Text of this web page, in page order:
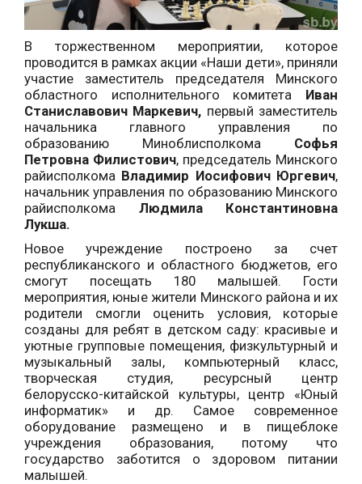
В торжественном мероприятии, которое
проводится в рамках акции «Наши дети», приняли
участие заместитель председателя Минского
областного исполнительного комитета Иван
Станиславович Маркевич, первый заместитель
начальника главного управления по
образованию Миноблисполкома Софья
Петровна Филистович, председатель Минского
райисполкома Владимир Иосифович Юргевич,
начальник управления по образованию Минского
райисполкома Людмила Константиновна
Лукша.
Новое учреждение построено за счет
республиканского и областного бюджетов, его
смогут посещать 180 малышей. Гости
мероприятия, юные жители Минского района и их
родители смогли оценить условия, которые
созданы для ребят в детском саду: красивые и
уютные групповые помещения, физкультурный и
музыкальный залы, компьютерный класс,
творческая студия, ресурсный центр
белорусско-китайской культуры,
центр «Юный
информатик» и др. Самое современное
оборудование размещено и в пищеблоке
учреждения образования, потому что
государство заботится о здоровом питании
малышей.